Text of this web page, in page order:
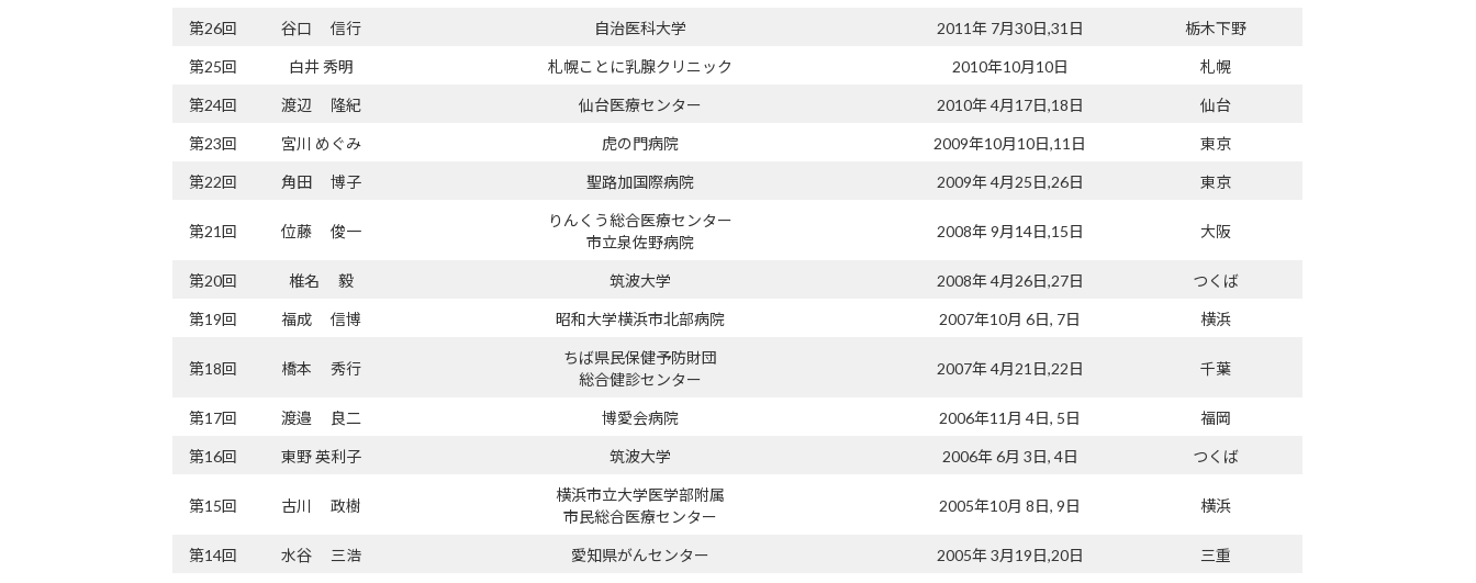
第26回 谷口 信行 自治医科大学 2011年 7月30日,31日 栃木下野
第25回 白井 秀明 札幌ことに乳腺クリニック 2010年10月10日 札幌
第24回 渡辺 隆紀 仙台医療センター 2010年 4月17日,18日 仙台
第23回 宮川 めぐみ 虎の門病院 2009年10月10日,11日 東京
第22回 角田 博子 聖路加国際病院 2009年 4月25日,26日 東京
第21回 位藤 俊一
りんくう総合医療センター
市立泉佐野病院
2008年 9月14日,15日 大阪
第20回 椎名 毅 筑波大学 2008年 4月26日,27日 つくば
第19回 福成 信博 昭和大学横浜市北部病院 2007年10月 6日, 7日 横浜
第18回 橋本 秀行
ちば県民保健予防財団
総合健診センター
2007年 4月21日,22日 千葉
第17回 渡邉 良二 博愛会病院 2006年11月 4日, 5日 福岡
第16回 東野 英利子 筑波大学 2006年 6月 3日, 4日 つくば
第15回 古川 政樹
横浜市立大学医学部附属
市民総合医療センター
2005年10月 8日, 9日 横浜
第14回 水谷 三浩 愛知県がんセンター 2005年 3月19日,20日 三重